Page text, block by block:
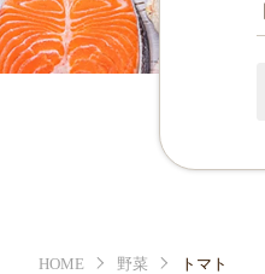
HOME 野菜 トマト